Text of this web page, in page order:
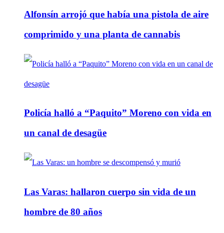
Alfonsín arrojó que había una pistola de aire
comprimido y una planta de cannabis
Policía halló a “Paquito” Moreno con vida en
un canal de desagüe
Las Varas: hallaron cuerpo sin vida de un
hombre de 80 años